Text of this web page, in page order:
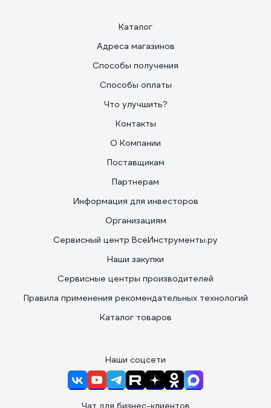
Каталог
Адреса магазинов
Способы получения
Способы оплаты
Что улучшить?
Контакты
О Компании
Поставщикам
Партнерам
Информация для инвесторов
Организациям
Сервисный центр ВсеИнструменты.ру
Наши закупки
Сервисные центры производителей
Правила применения рекомендательных технологий
Каталог товаров
Наши соцсети
Чат для бизнес-клиентов